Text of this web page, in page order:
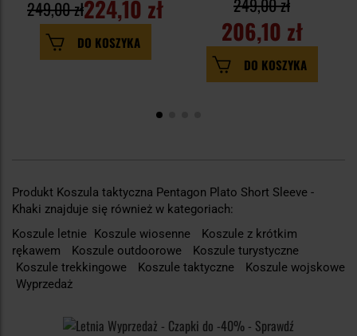
224,10 zł
249,00 zł
DO KOSZYKA 206,10 zł
249,00 zł
DO KOSZYKA
Produkt Koszula taktyczna Pentagon Plato Short Sleeve -
Khaki znajduje się również w kategoriach:
Koszule letnie Koszule wiosenne
Koszule z krótkim
rękawem
Koszule outdoorowe
Koszule turystyczne
Koszule trekkingowe
Koszule taktyczne
Koszule wojskowe
Wyprzedaż